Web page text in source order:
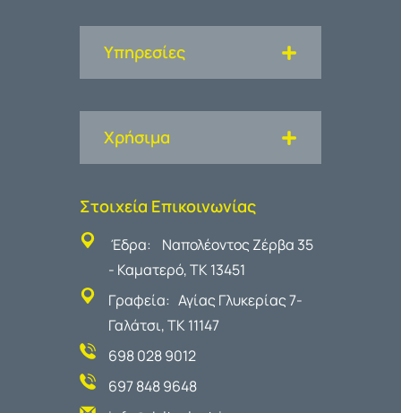
Υπηρεσίες
Χρήσιμα
Στοιχεία Επικοινωνίας
Έδρα: Ναπολέοντος Ζέρβα 35
- Καματερό, ΤΚ 13451
Γραφεία: Αγίας Γλυκερίας 7-
Γαλάτσι, ΤΚ 11147
698 028 9012
697 848 9648